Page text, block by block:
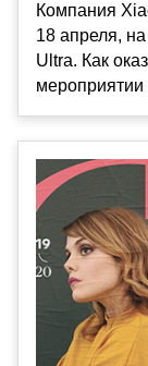
Компания
18 апреля,
Ultra. Как
мероприятии